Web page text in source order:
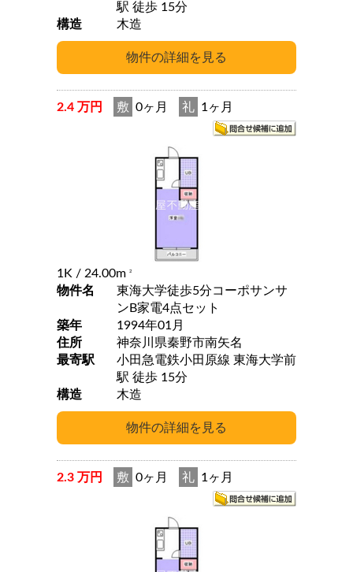
駅 徒歩 15分
構造
木造
2.4 万円 敷 0ヶ月 礼 1ヶ月
1K / 24.00m 2
物件名
東海大学徒歩5分コーポサンサ
ンB家電4点セット
築年
1994年01月
住所
神奈川県秦野市南矢名
最寄駅
小田急電鉄小田原線 東海大学前
駅 徒歩 15分
構造
木造
2.3 万円 敷 0ヶ月 礼 1ヶ月